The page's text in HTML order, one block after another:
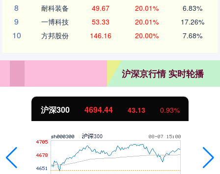
8 耐科装备 49.67 20.01% 6.83%
9 一博科技 53.33 20.01% 17.26%
10 方邦股份 146.16 20.00% 7.68%
沪深京行情 实时轮播
沪深300 4694.44 43.13 0.93%